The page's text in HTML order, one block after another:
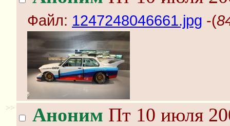
Файл: 1247248046661.jpg -(
>> Аноним Пт 10 июля